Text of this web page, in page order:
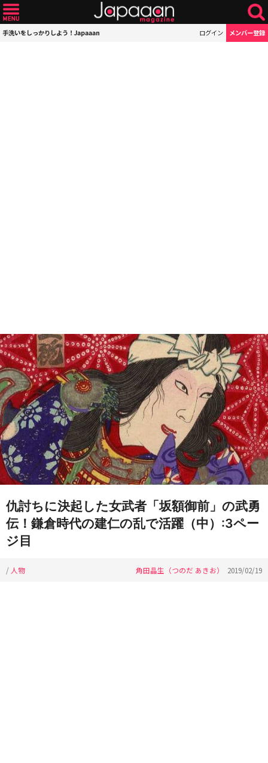
手洗いをしっかりしよう！Japaaan ログイン メンバー登録
仇討ちに決起した女武者「坂額御前」の武勇
伝！鎌倉時代の建仁の乱で活躍（中）:3ペー
ジ目
/ 人物 角田晶生（つのだ あきお） 2019/02/19